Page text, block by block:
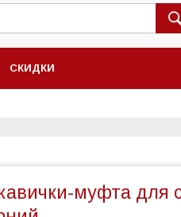
СКИДКИ
муфта для